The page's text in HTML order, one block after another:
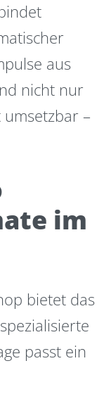
aus
nicht nur
–
im
bietet das
passt ein